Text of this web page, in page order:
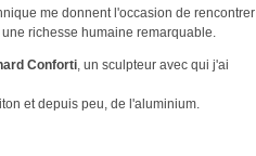
me donnent l'occasion de rencontrer
richesse humaine remarquable.
Conforti, un sculpteur avec qui j'ai
et depuis peu, de l'aluminium.